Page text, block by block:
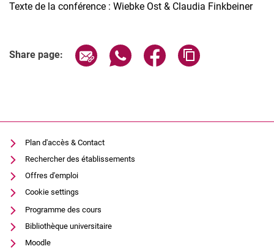
Texte de la conférence : Wiebke Ost & Claudia Finkbeiner
Share page: Share page via email
Share page via WhatsApp
Share page via
Plan d'accès & Contact
Rechercher des établissements
Offres d'emploi
Cookie settings
Programme des cours
Bibliothèque universitaire
Moodle